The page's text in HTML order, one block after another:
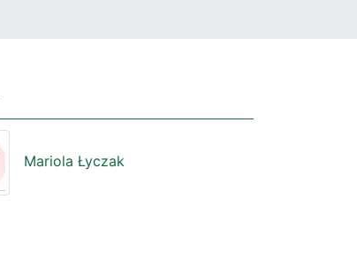
Mariola Łyczak